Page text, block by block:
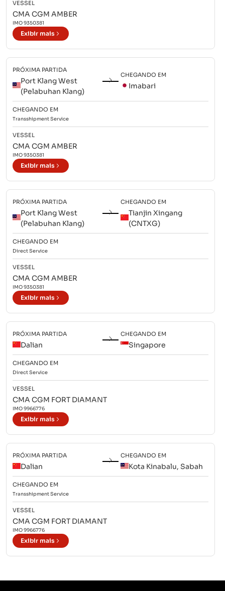
VESSEL
CMA CGM AMBER
IMO9350381
Exibir mais
PRÓXIMA PARTIDA
Port Klang West
(Pelabuhan Klang)
CHEGANDO EM
Imabari
CHEGANDO EM
TransshipmentService
VESSEL
CMA CGM AMBER
IMO9350381
Exibir mais
PRÓXIMA PARTIDA
Port Klang West
(Pelabuhan Klang)
CHEGANDO EM
Tianjin Xingang
(CNTXG)
CHEGANDO EM
DirectService
VESSEL
CMA CGM AMBER
IMO9350381
Exibir mais
PRÓXIMA PARTIDA
Dalian
CHEGANDO EM
Singapore
CHEGANDO EM
DirectService
VESSEL
CMA CGM FORT DIAMANT
IMO9966776
Exibir mais
PRÓXIMA PARTIDA
Dalian
CHEGANDO EM
Kota Kinabalu, Sabah
CHEGANDO EM
TransshipmentService
VESSEL
CMA CGM FORT DIAMANT
IMO9966776
Exibir mais